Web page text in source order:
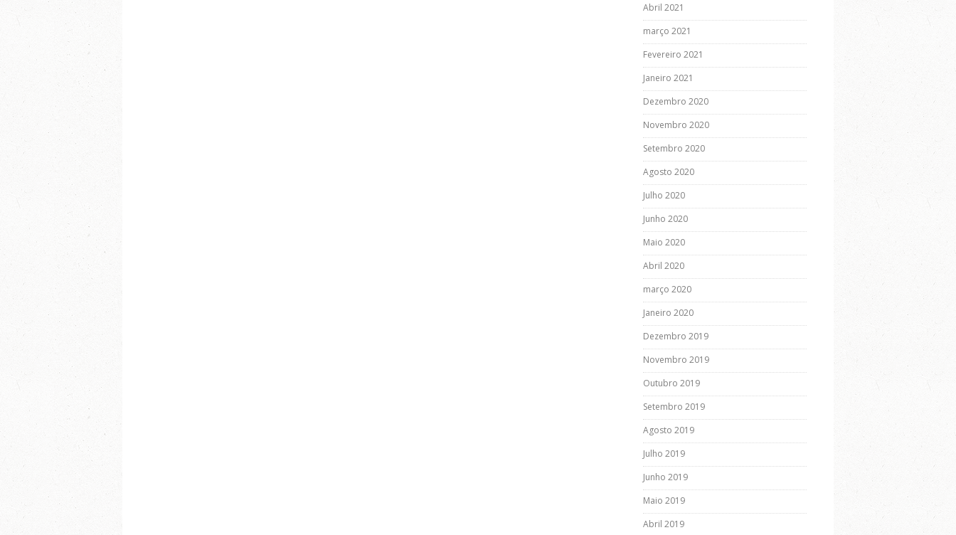
Abril 2021
março 2021
Fevereiro 2021
Janeiro 2021
Dezembro 2020
Novembro 2020
Setembro 2020
Agosto 2020
Julho 2020
Junho 2020
Maio 2020
Abril 2020
março 2020
Janeiro 2020
Dezembro 2019
Novembro 2019
Outubro 2019
Setembro 2019
Agosto 2019
Julho 2019
Junho 2019
Maio 2019
Abril 2019